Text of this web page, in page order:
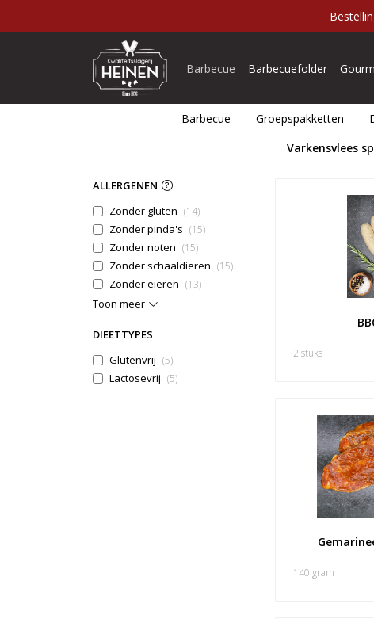
Barbecue Barbecuefolder
Barbecue Groepspakketten
Varkensvlees
ALLERGENEN
Zonder gluten (14)
Zonder pinda's (15)
Zonder noten (15)
Zonder schaaldieren (15)
Zonder eieren (13)
Toon meer
DIEETTYPES
Glutenvrij (5)
Lactosevrij (5)
2 stuks
140 gram